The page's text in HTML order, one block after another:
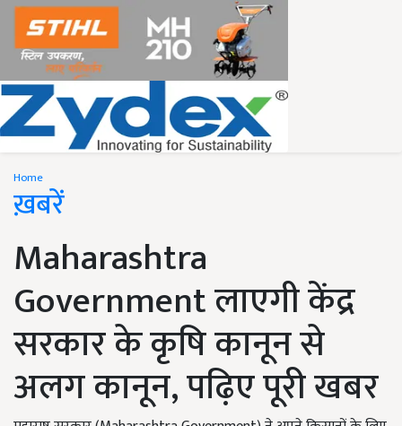
Home
ख़बरें
Maharashtra
Government लाएगी केंद्र
सरकार के कृषि कानून से
अलग कानून, पढ़िए पूरी खबर